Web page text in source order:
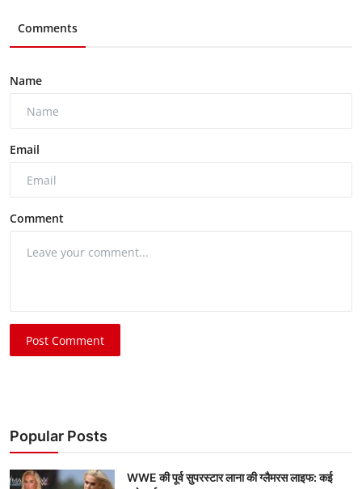
Comments
Name
Email
Comment
Post Comment
Popular Posts
WWE की पूर्व सुपरस्टार लाना की ग्लैमरस लाइफ: कई